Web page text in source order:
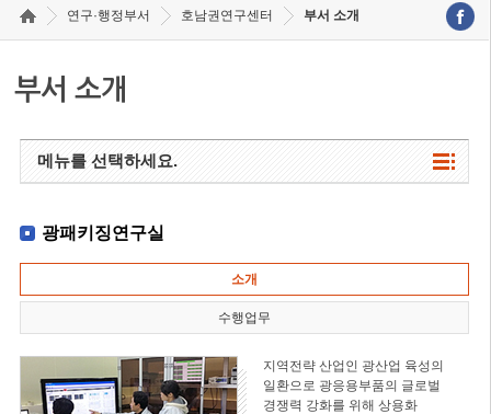
연구·행정부서 호남권연구센터 부서 소개
부서 소개
메뉴를 선택하세요.
광패키징연구실
소개
수행업무
지역전략 산업인 광산업 육성의
일환으로 광응용부품의 글로벌
경쟁력 강화를 위해 상용화